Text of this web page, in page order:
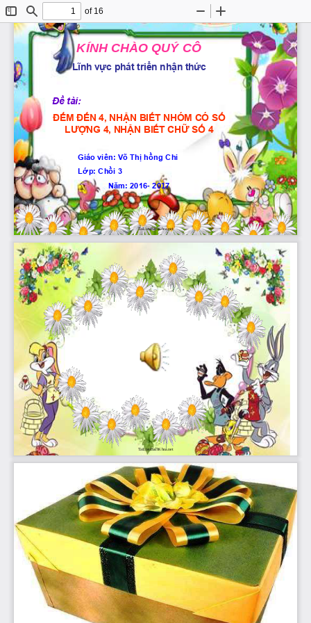
Toggle
Sidebar
Find
of 16
Zoom
Out
In
t
KÍNH CHÀO QUÝ CÔ
Lĩnh vực phát triển nhận thức
Đề tài:
ĐẾM ĐẾN 4, NHẬN BIẾT NHÓM CÓ SỐ
LƯỢNG 4, NHẬN BIẾT CHỮ SỐ 4
Giáo viên: Võ Thị hồng Chi
Lớp: Chồi 3
Năm: 2016-2017
TaiLieuBachKhoa.net
TaiLieuBachKhoa.net